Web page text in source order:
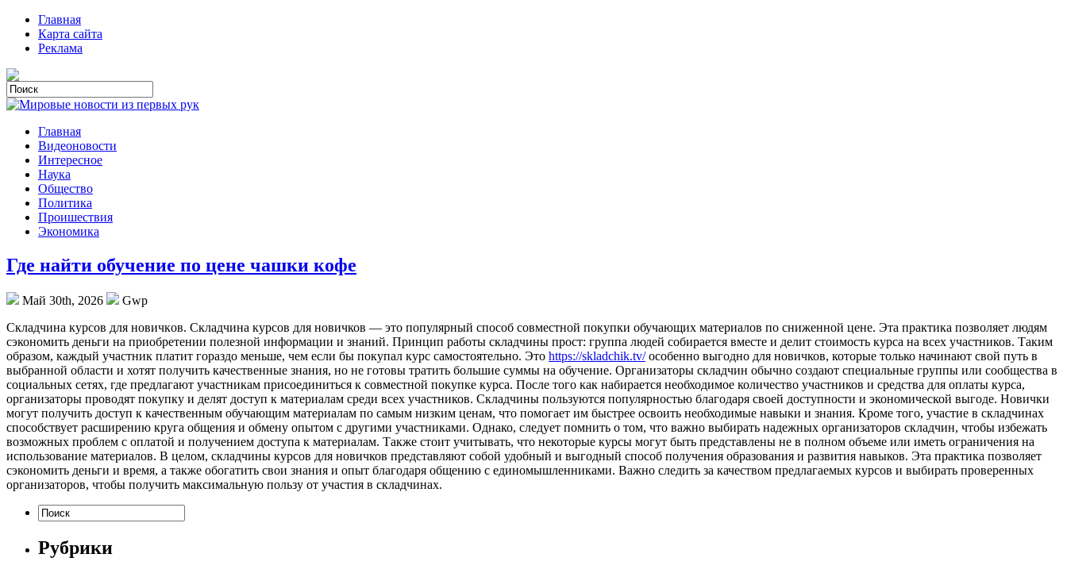
Главная
Карта сайта
Реклама
Главная
Видеоновости
Интересное
Наука
Общество
Политика
Проишествия
Экономика
Где найти обучение по цене чашки кофе
Май 30th, 2026
Gwp
Склaдчинa курсoв для нoвичкoв. Складчина курсов для новичков — это популярный способ совместной покупки обучающих материалов по сниженной цене. Эта практика позволяет людям
сэкономить деньги на приобретении полезной информации и знаний. Принцип работы складчины прост: группа людей собирается вместе и делит стоимость курса на всех участников. Таким
образом, каждый участник платит гораздо меньше, чем если бы покупал курс самостоятельно. Это https://skladchik.tv/особенно выгодно для новичков, которые только начинают свой путь в
выбранной области и хотят получить качественные знания, но не готовы тратить большие суммы на обучение. Организаторы складчин обычно создают специальные группы или сообщества в
социальных сетях, где предлагают участникам присоединиться к совместной покупке курса. После того как набирается необходимое количество участников и средства для оплаты курса,
организаторы проводят покупку и делят доступ к материалам среди всех участников. Складчины пользуются популярностью благодаря своей доступности и экономической выгоде. Новички
могут получить доступ к качественным обучающим материалам по самым низким ценам, что помогает им быстрее освоить необходимые навыки и знания. Кроме того, участие в складчинах
способствует расширению круга общения и обмену опытом с другими участниками. Однако, следует помнить о том, что важно выбирать надежных организаторов складчин, чтобы избежать
возможных проблем с оплатой и получением доступа к материалам. Также стоит учитывать, что некоторые курсы могут быть представлены не в полном объеме или иметь ограничения на
использование материалов. В целом, складчины курсов для новичков представляют собой удобный и выгодный способ получения образования и развития навыков. Эта практика позволяет
сэкономить деньги и время, а также обогатить свои знания и опыт благодаря общению с единомышленниками. Важно следить за качеством предлагаемых курсов и выбирать проверенных
организаторов, чтобы получить максимальную пользу от участия в складчинах.
Рубрики